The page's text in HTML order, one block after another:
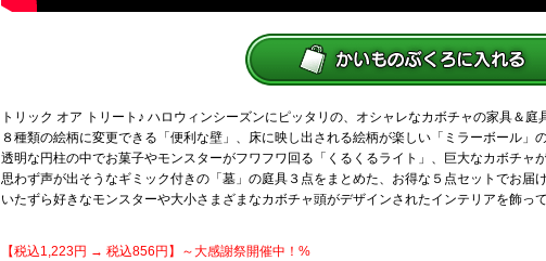
トリック オア トリート♪ ハロウィンシーズンにピッタリの、オシャレなカボチャの家具＆庭
８種類の絵柄に変更できる「便利な壁」、床に映し出される絵柄が楽しい「ミラーボール」の
透明な円柱の中でお菓子やモンスターがフワフワ回る「くるくるライト」、巨大なカボチャ
思わず声が出そうなギミック付きの「墓」の庭具３点をまとめた、お得な５点セットでお届
いたずら好きなモンスターや大小さまざまなカボチャ頭がデザインされたインテリアを飾っ
【税込1,223円 → 税込856円】～大感謝祭開催中！%